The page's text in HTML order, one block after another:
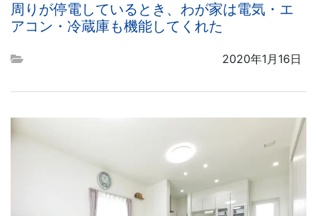
周りが停電しているとき、わが家は電気・エ
アコン・冷蔵庫も機能してくれた
2020年1月16日